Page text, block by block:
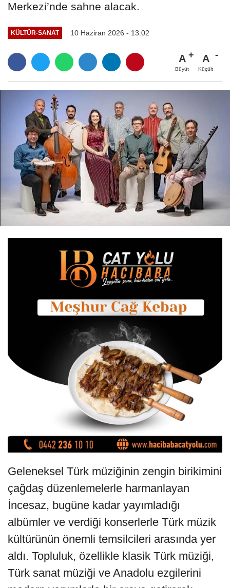
Merkezi’nde sahne alacak.
KÜLTÜR-SANAT 10 Haziran 2026 - 13:02
A
Büyüt
A
Küçült
Geleneksel Türk müziğinin zengin birikimini
çağdaş düzenlemelerle harmanlayan
İncesaz, bugüne kadar yayımladığı
albümler ve verdiği konserlerle Türk müzik
kültürünün önemli temsilcileri arasında yer
aldı. Topluluk, özellikle klasik Türk müziği,
Türk sanat müziği ve Anadolu ezgilerini